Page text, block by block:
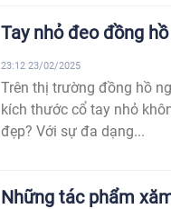
Tay nhỏ đeo đồng
Trên thị trường đồng hồ
kích thước cổ tay nhỏ
đẹp? Với sự đa dạng...
23:12 23/02/2025
Những tác phẩm